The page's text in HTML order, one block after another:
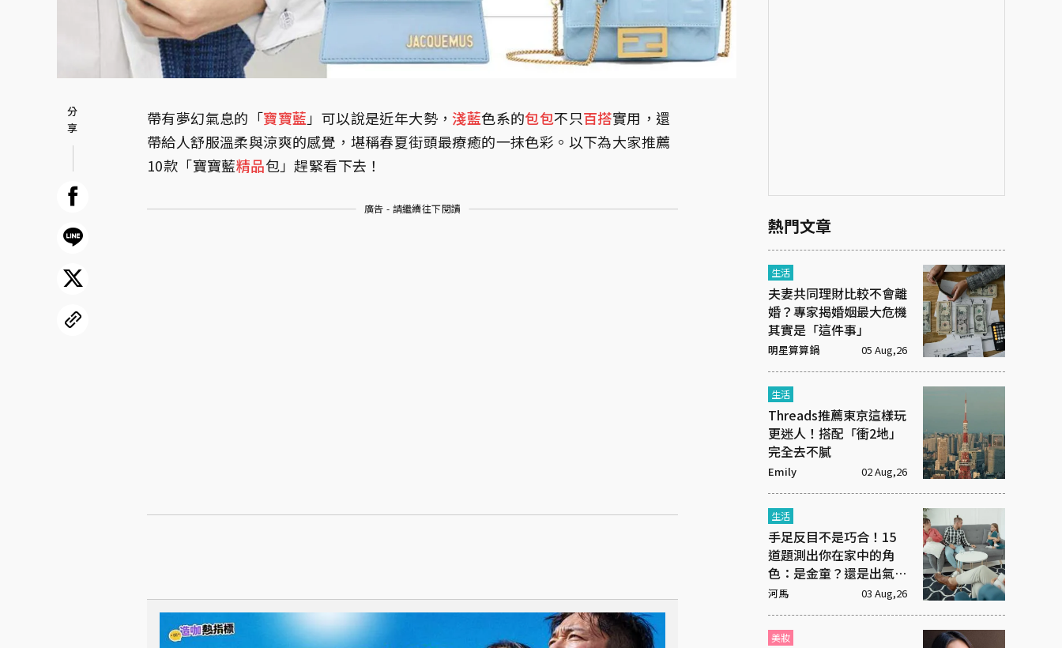
帶有夢幻氣息的「寶寶藍 」可以說是近年大勢， 淺藍色系的包包不只百搭實用，還
帶給人舒服溫柔與涼爽的感覺，堪稱春夏街頭最療癒的一抹色彩。以下為大家推薦
10款「寶寶藍精品包」趕緊看下去！
廣告 - 請繼續往下閱讀
熱門文章
生活
夫妻共同理財比較不會離
婚？專家揭婚姻最大危機
其實是「這件事」
明星算算鍋 05 Aug,26
生活
Threads推薦東京這樣玩
更迷人！搭配「衝2地」
完全去不膩
Emily 02 Aug,26
生活
手足反目不是巧合！15
道題測出你在家中的角
色：是金童？還是出氣
筒？
河馬 03 Aug,26
美妝